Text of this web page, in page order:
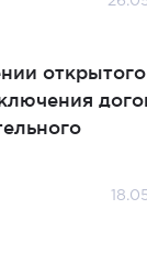
открытого